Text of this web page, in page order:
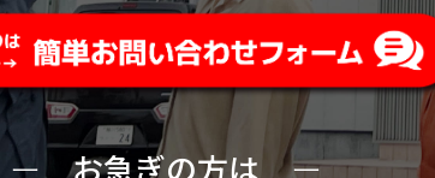
ーお急ぎの方はー